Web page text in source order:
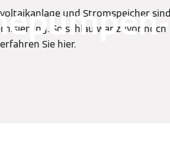
und Stromspeicher sind
So schlau war zuvor noch
Sie hier.